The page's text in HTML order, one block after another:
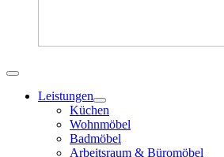
Leistungen
Küchen
Wohnmöbel
Badmöbel
Arbeitsraum & Büromöbel